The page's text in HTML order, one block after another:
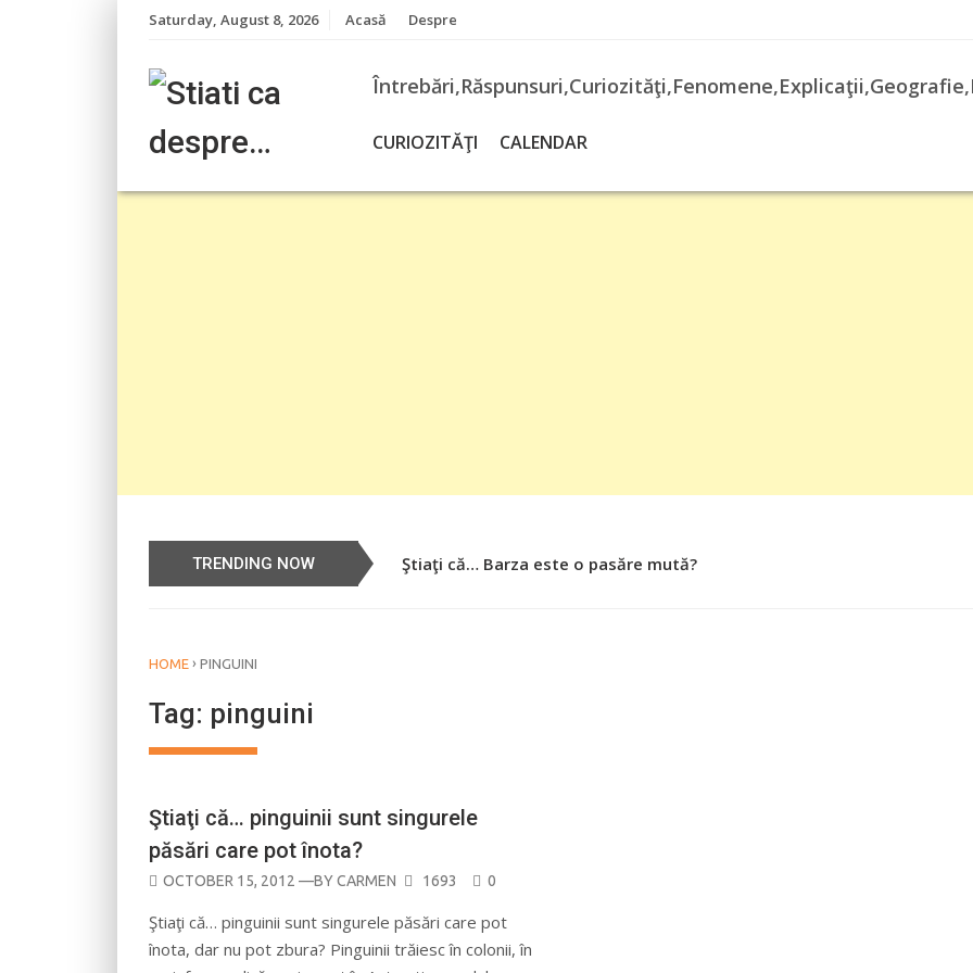
Saturday, August 8, 2026 Acasă Despre
CURIOZITĂŢI CALENDAR
TRENDING NOW Ştiaţi că… Barza este o pasăre mută?
HOME › PINGUINI
Tag: pinguini
Ştiaţi că… pinguinii sunt singurele
păsări care pot înota?
POSTED
OCTOBER 15, 2012 —BYCARMEN 1693 0
Ştiaţi că… pinguinii sunt singurele păsări care pot
înota, dar nu pot zbura? Pinguinii trăiesc în colonii, în